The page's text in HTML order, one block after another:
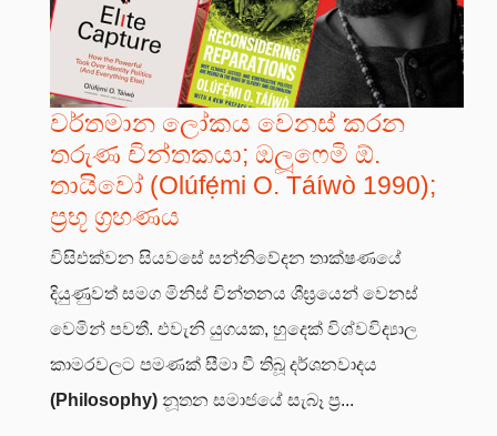
වර්තමාන ලෝකය වෙනස් කරන
තරුණ චින්තකයා; ඔලූෆෙමි ඕ.
තායිවෝ (Olúfẹ́mi O. Táíwò 1990);
ප්‍රභූ ග්‍රහණය
විසිඑක්වන සියවසේ සන්නිවේදන තාක්ෂණයේ
දියුණුවත් සමග මිනිස් චින්තනය ශීඝ්‍රයෙන් වෙනස්
වෙමින් පවතී. එවැනි යුගයක, හුදෙක් විශ්වවිද්‍යාල
කාමරවලට පමණක් සීමා වී තිබූ දර්ශනවාදය
(Philosophy) නූතන සමාජයේ සැබෑ ප්‍ර...